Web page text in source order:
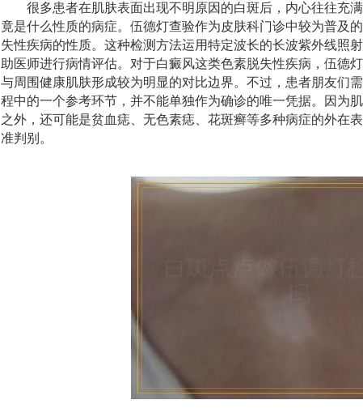
很多患者在肌肤表面出现不明原因的白斑后，内心往往充
竟是什么性质的病症。伍德灯查验作为皮肤科门诊中较为普及
失性疾病的性质。这种检测方法运用特定波长的长波紫外线照
助医师进行病情评估。对于白癜风这类色素脱失性疾病，伍德
与周围健康肌肤形成较为明显的对比边界。不过，患者朋友们
程中的一个参考环节，并不能单独作为确诊的唯一凭据。因为
之外，还可能是贫血痣、无色素痣、花斑癣等多种病症的外在
准判别。